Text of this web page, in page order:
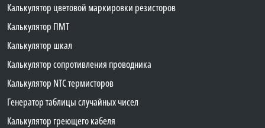
Калькулятор цветовой маркировки резисторов
Калькулятор ПМТ
Калькулятор шкал
Калькулятор сопротивления проводника
Калькулятор NTC термисторов
Генератор таблицы случайных чисел
Калькулятор греющего кабеля